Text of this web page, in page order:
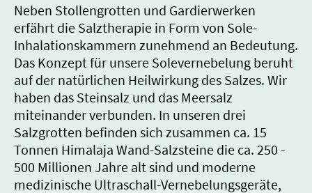
Neben Stollengrotten und Gardierwerken
erfährt die Salztherapie in Form von Sole-
Inhalationskammern zunehmend an Bedeutung.
Das Konzept für unsere Solevernebelung beruht
auf der natürlichen Heilwirkung des Salzes. Wir
haben das Steinsalz und das Meersalz
miteinander verbunden. In unseren drei
Salzgrotten befinden sich zusammen ca. 15
Tonnen Himalaja Wand-Salzsteine die ca. 250 -
500 Millionen Jahre alt sind und moderne
medizinische Ultraschall-Vernebelungsgeräte,